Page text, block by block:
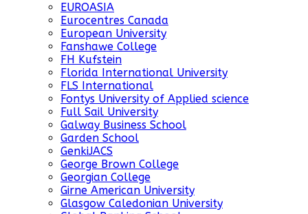
EUROASIA
Eurocentres Canada
European University
Fanshawe College
FH Kufstein
Florida International University
FLS International
Fontys University of Applied science
Full Sail University
Galway Business School
Garden School
GenkiJACS
George Brown College
Georgian College
Girne American University
Glasgow Caledonian University